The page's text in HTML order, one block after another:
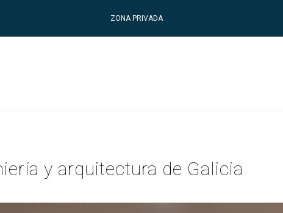
ZONA PRIVADA
y arquitectura de Galicia